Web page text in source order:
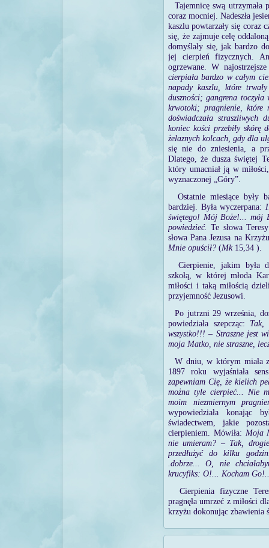
Tajemnicę swą utrzymała
coraz mocniej. Nadeszła
kaszlu powtarzały się coraz
się, że zajmuje celę
domyślały się, jak bardzo
jej cierpień fizycznych.
ogrzewane. W
cierpiała bardzo w całym
napady kaszlu, które
duszności; gangrena
krwotoki; pragnienie, które
doświadczała
koniec kości przebiły skórę
żelaznych kolcach, gdy dla
się nie do zniesienia, a
Dlatego, że dusza świętej
który umacniał ją w
wyznaczonej „Góry”.
Ostatnie miesiące były
bardziej. Była wyczerpana:
świętego! Mój Boże!... mój
powiedzieć.Te słowa
słowa Pana Jezusa na
Mnie opuścił? (Mk15,34 ).
Cierpienie, jakim była
szkołą, w której młoda
miłości i taką miłością
przyjemność Jezusowi.
Po jutrzni 29 września,
powiedziała szepcząc: Tak,
wszystko!!! – Straszne jest
moja Matko, nie straszne,
W dniu, w którym miała
1897 roku wyjaśniała
zapewniam Cię, że kielich
można tyle cierpieć... Nie
moim niezmiernym
wypowiedziała konając
świadectwem, jakie
cierpieniem. Mówiła: Moja
nie umieram? – Tak,
przedłużyć do kilku
.dobrze... O, nie
krucyfiks: O!... Kocham
Cierpienia fizyczne
pragnęła umrzeć z miłości
krzyżu dokonując zbawienia